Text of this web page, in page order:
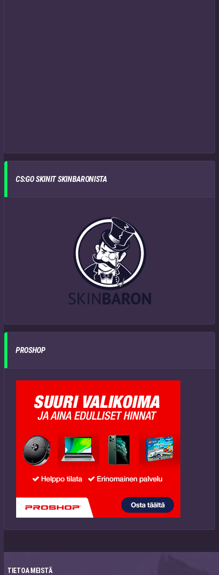
CS:GO SKINIT SKINBARONISTA
PROSHOP
TIETOA MEISTÄ